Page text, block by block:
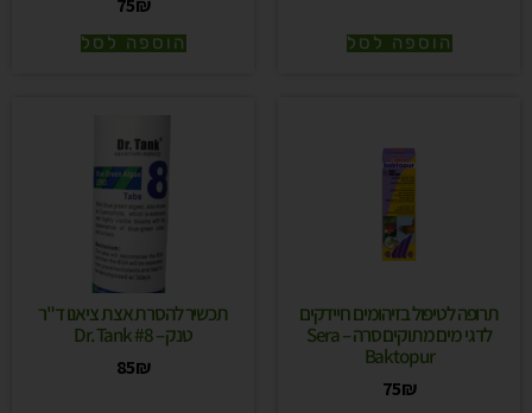
הוספה לסל
75₪
הוספה לסל
תרופה לטיפול בזיהומים חיידקים
לדגי מים מתוקים סרה – Sera
Baktopur
75₪
תכשיר להסרת אצת ציאנו ד"ר
טנק – Dr. Tank #8
85₪